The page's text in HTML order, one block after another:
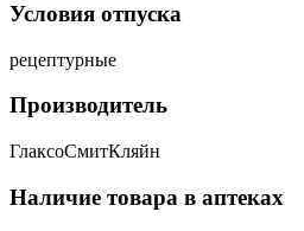
Условия отпуска
рецептурные
Производитель
ГлаксоСмитКляйн
Наличие товара в аптеках